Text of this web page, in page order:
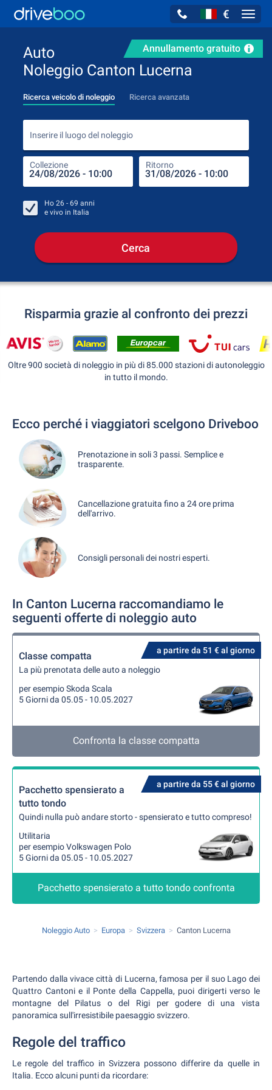
€
Annullamento gratuito
Auto
Noleggio Canton Lucerna
Ricerca veicolo di noleggio Ricerca avanzata
Inserire il luogo del noleggio
Collezione Ritorno
Ho 26 - 69 anni
e vivo in Italia
Cerca
Risparmia grazie al confronto dei prezzi
Oltre 900 società di noleggio in più di 85.000 stazioni di autonoleggio
in tutto il mondo.
Ecco perché i viaggiatori scelgono Driveboo
Prenotazione in soli 3 passi. Semplice e
trasparente.
Cancellazione gratuita fino a 24 ore prima
dell'arrivo.
Consigli personali dei nostri esperti.
In Canton Lucerna raccomandiamo le
seguenti offerte di noleggio auto
a partire da 51 € al giorno
Classe compatta
La più prenotata delle auto a noleggio
per esempio Skoda Scala
5 Giorni da 05.05 - 10.05.2027
Confronta la classe compatta
a partire da 55 € al giorno
Pacchetto spensierato a
tutto tondo
Quindi nulla può andare storto - spensierato e tutto compreso!
Utilitaria
per esempio Volkswagen Polo
5 Giorni da 05.05 - 10.05.2027
Pacchetto spensierato a tutto tondo confronta
Noleggio Auto Europa Svizzera Canton Lucerna
Partendo dalla vivace città di Lucerna, famosa per il suo Lago dei
Quattro Cantoni e il Ponte della Cappella, puoi dirigerti verso le
montagne del Pilatus o del Rigi per godere di una vista
panoramica sull'irresistibile paesaggio svizzero.
Regole del traffico
Le regole del traffico in Svizzera possono differire da quelle in
Italia. Ecco alcuni punti da ricordare: